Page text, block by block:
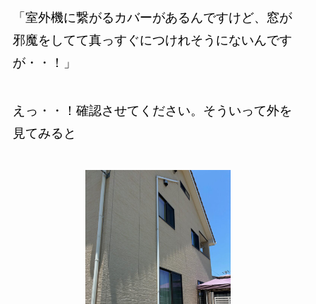
「室外機に繋がるカバーがあるんですけど、窓が
邪魔をしてて真っすぐにつけれそうにないんです
が・・！」
えっ・・！確認させてください。そういって外を
見てみると